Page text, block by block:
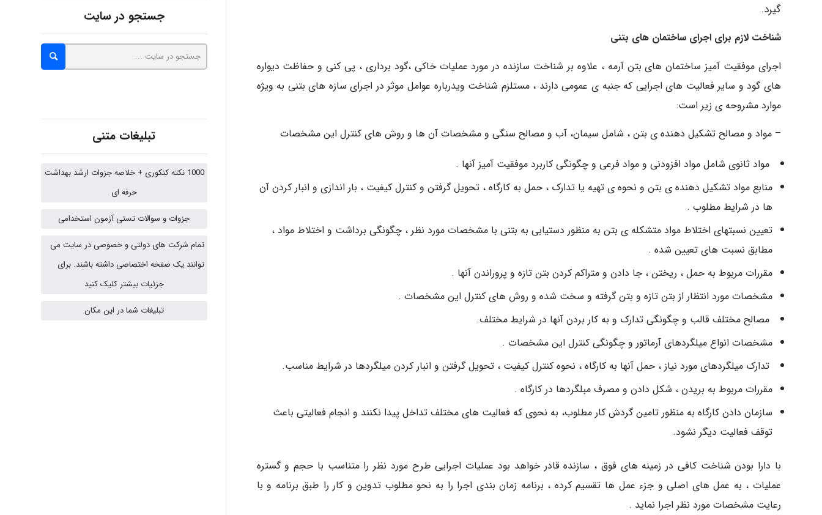
گیرد.
شناخت لازم برای اجرای ساختمان های بتنی
اجرای موفقیت آمیز ساختمان های بتن آرمه ، علاوه بر شناخت سازنده در مورد عملیات خاکی ،گود برداری ، پی کنی و حفاظت دیواره
های گود و سایر فعالیت های اجرایی که جنبه ی عمومی دارند ، مستلزم شناخت ویدرباره عوامل موثر در اجرای سازه های بتنی به ویژه
موارد مشروحه ی زیر است:
– مواد و مصالح تشکیل دهنده ی بتن ، شامل سیمان، آب و مصالح سنگی و مشخصات آن ها و روش های کنترل این مشخصات
مواد ثانوی شامل مواد افزودنی و مواد فرعی و چگونگی کاربرد موفقیت آمیز آنها .
منابع مواد تشکیل دهنده ی بتن و نحوه ی تهیه یا تدارک ، حمل به کارگاه ، تحویل گرفتن و کنترل کیفیت ، بار اندازی و انبار کردن آن
ها در شرایط مطلوب .
تعیین نسبتهای اختلاط مواد متشکله ی بتن به منظور دستیابی به بتنی با مشخصات مورد نظر ، چگونگی برداشت و اختلاط مواد ،
مطابق نسبت های تعیین شده .
مقررات مربوط به حمل ، ریختن ، جا دادن و متراکم کردن بتن تازه و پروراندن آنها .
مشخصات مورد انتظار از بتن تازه و بتن گرفته و سخت شده و روش های کنترل این مشخصات .
مصالح مختلف قالب و چگونگی تدارک و به کار بردن آنها در شرایط مختلف.
مشخصات انواع میلگردهای آرماتور و چگونگی کنترل این مشخصات .
تدارک میلگردهای مورد نیاز ، حمل آنها به کارگاه ، نحوه کنترل کیفیت ، تحویل گرفتن و انبار کردن میلگردها در شرایط مناسب.
مقررات مربوط به بریدن ، شکل دادن و مصرف مبلگردها در کارگاه .
سازمان دادن کارگاه به منظور تامین گردش کار مطلوب، به نحوی که فعالیت های مختلف تداخل پیدا نکنند و انجام فعالیتی باعث
توقف فعالیت دیگر نشود.
با دارا بودن شناخت کافی در زمینه های فوق ، سازنده قادر خواهد بود عملیات اجرایی طرح مورد نظر را متناسب با حجم و گستره
عملیات ، به عمل های اصلی و جزء عمل ها تقسیم کرده ، برنامه زمان بندی اجرا را به نحو مطلوب تدوین و کار را طبق برنامه و با
رعایت مشخصات مورد نظر اجرا نماید .
ehtesham
Iman Hosseini
Chehri
roya_boostani
amir
جستجو در سایت
تبلیغات متنی
1000 نکته کنکوری + خلاصه جزوات ارشد بهداشت
حرفه ای
جزوات و سوالات تستی آزمون استخدامی
تمام شرکت های دولتی و خصوصی در سایت می
توانند یک صفحه اختصاصی داشته باشند. برای
جزئیات بیشتر کلیک کنید
تبلیغات شما در این مکان